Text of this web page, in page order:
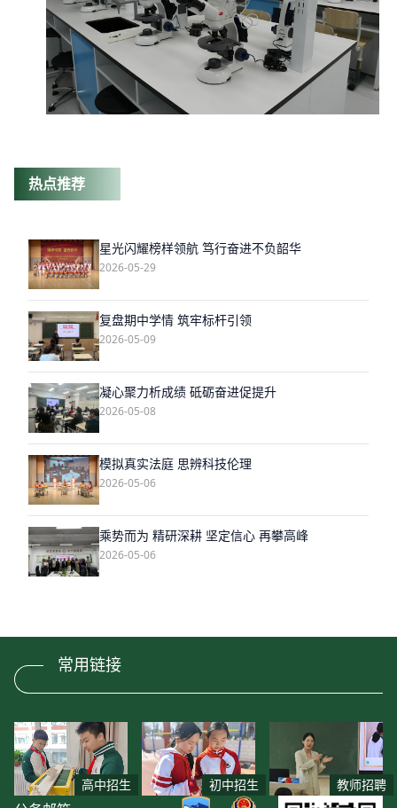
热点推荐
星光闪耀榜样领航 笃行奋进不负韶华
2026-05-29
复盘期中学情 筑牢标杆引领
2026-05-09
凝心聚力析成绩 砥砺奋进促提升
2026-05-08
模拟真实法庭 思辨科技伦理
2026-05-06
乘势而为 精研深耕 坚定信心 再攀高峰
2026-05-06
常用链接
高中招生 初中招生 教师招聘